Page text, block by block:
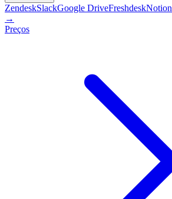
ZendeskSlackGoogle DriveFreshdeskNotion
→
Preços